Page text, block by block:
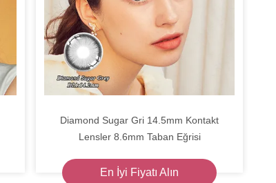
Diamond Sugar Gri 14.5mm Kontakt
Lensler 8.6mm Taban Eğrisi
En İyi Fiyatı Alın